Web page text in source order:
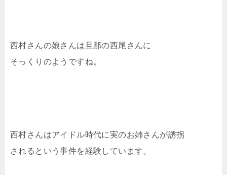
西村さんの娘さんは旦那の西尾さんに
そっくりのようですね。
西村さんはアイドル時代に実のお姉さんが誘拐
されるという事件を経験しています。